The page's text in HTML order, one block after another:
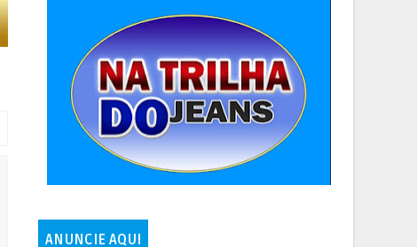
ANUNCIE AQUI